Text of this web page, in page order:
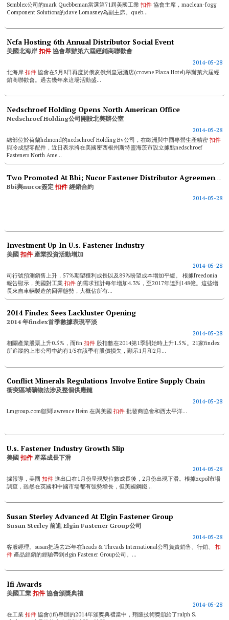
Semblex公司的mark Quebbeman當選第71屆美國工業 扣件協會主席，maclean-fogg
Component Solutions的dave Lomasney為副主席。queb...
Ncfa Hosting 6th Annual Distributor Social Event
美國北海岸扣件協會舉辦第六屆經銷商聯歡會
2014-05-28
北海岸 扣件協會在5月8日再度於俄亥俄州皇冠酒店(crowne Plaza Hotel)舉辦第六屆經
銷商聯歡會。過去幾年來這場活動盛...
Nedschroef Holding Opens North American Office
Nedschroef Holding公司開設北美辦公室
2014-05-28
總部位於荷蘭helmond的nedschroef Holding Bv公司，在歐洲與中國專營生產精密 扣件
與冷成型零配件，近日表示將在美國密西根州斯特靈海茨市設立據點nedschroef
Fasteners North Ame...
Two Promoted At Bbi; Nucor Fastener Distributor Agreement Signed
Bbi與nucor簽定扣件經銷合約
2014-05-28
Investment Up In U.s. Fastener Industry
美國扣件產業投資活動增加
2014-05-28
司行號預測銷售上升，57%期望獲利成長以及89%盼望成本增加平緩。 根據freedonia
報告顯示，美國對工業 扣件的需求預計每年增加4.3%，至2017年達到148億。這些增
長來自車輛製造的回彈態勢，大概佔所有...
2014 Findex Sees Lackluster Opening
2014 年findex首季數據表現平淡
2014-05-28
相關產業股票上升0.5%，而fin 扣件 股指數在2014第1季開始時上升1.5%。21家findex
所追蹤的上市公司中約有1/5在該季有股價損失，顯示1月和2月...
Conflict Minerals Regulations Involve Entire Supply Chain
衝突區域礦物法涉及整個供應鏈
2014-05-28
Lmgroup.com顧問lawrence Heim 在與美國 扣件批發商協會和西太平洋...
U.s. Fastener Industry Growth Slip
美國扣件產業成長下滑
2014-05-28
據報導，美國 扣件進出口在1月份呈現雙位數成長後，2月份出現下滑。根據zepol市場
調查，雖然在英國和中國市場都有強勢增長，但美國鋼鐵...
Susan Sterley Advanced At Elgin Fastener Group
Susan Sterley 前進 Elgin Fastener Group公司
2014-05-28
客服經理。susan把過去25年在heads & Threads International公司負責銷售、行銷、
扣
件 產品經銷的經驗帶到elgin Fastener Group公司。...
Ifi Awards
美國工業扣件協會頒獎典禮
2014-05-28
在工業 扣件協會(ifi)舉辦的2014年頒獎典禮當中，翔鷹技術獎頒給了ralph S.